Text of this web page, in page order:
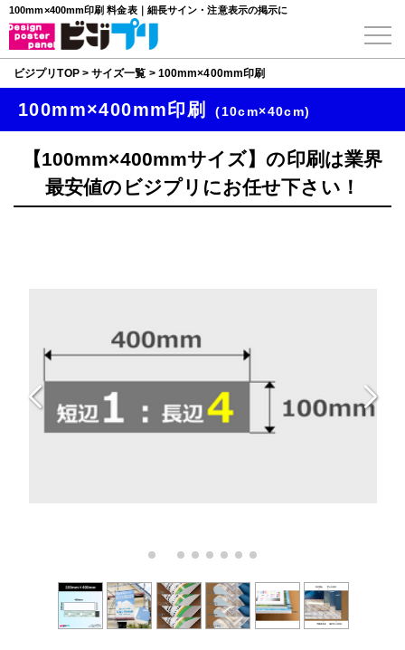
100mm×400mm印刷 料金表｜細長サイン・注意表示の掲示に
ビジプリTOP>サイズ一覧 > 100mm×400mm印刷
100mm×400mm印刷 (10cm×40cm)
【100mm×400mmサイズ】の印刷は業界
最安値のビジプリにお任せ下さい！